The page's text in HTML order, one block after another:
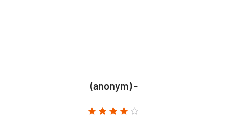
(anonym) -